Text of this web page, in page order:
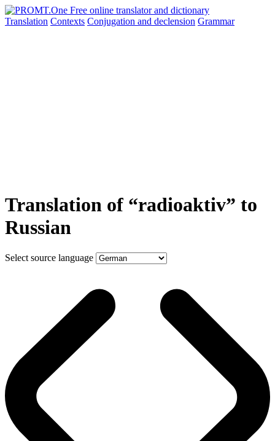
Translation Contexts Conjugation and declension Grammar
Translation of “radioaktiv” to
Russian
Select source language